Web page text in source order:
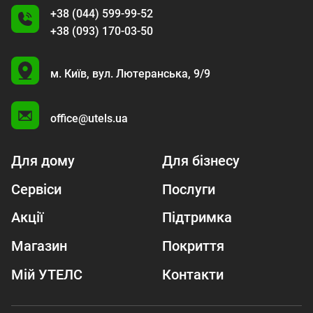
+38 (044) 599-99-52
+38 (093) 170-03-50
U
м. Київ, вул. Лютеранська, 9/9
office@utels.ua
Для дому
Для бізнесу
Сервіси
Послуги
Акції
Підтримка
Магазин
Покриття
Мій УТЕЛС
Контакти